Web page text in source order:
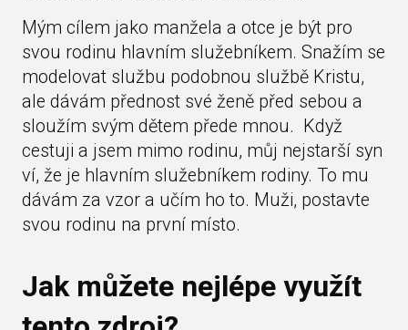
Mým cílem jako manžela a otce je být pro
svou rodinu hlavním služebníkem. Snažím se
modelovat službu podobnou službě Kristu,
ale dávám přednost své ženě před sebou a
sloužím svým dětem přede mnou. Když
cestuji a jsem mimo rodinu, můj nejstarší syn
ví, že je hlavním služebníkem rodiny. To mu
dávám za vzor a učím ho to. Muži, postavte
svou rodinu na první místo.
Jak můžete nejlépe využít